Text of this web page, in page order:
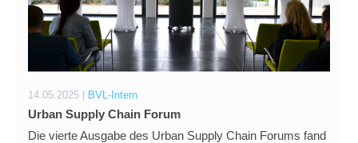
14.05.2025 | BVL-Intern
Urban Supply Chain Forum
Die vierte Ausgabe des Urban Supply Chain Forums fand